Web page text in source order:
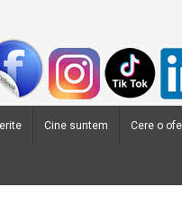
Cine suntem Cere o